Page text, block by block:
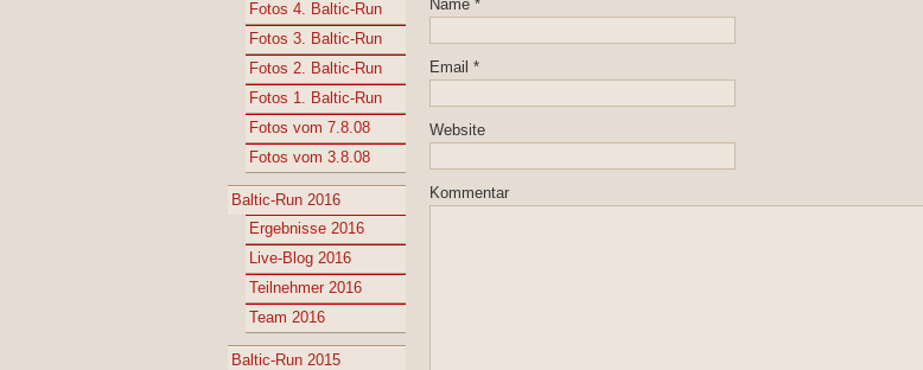
Fotos 4. Baltic-Run
Fotos 3. Baltic-Run
Fotos 2. Baltic-Run
Fotos 1. Baltic-Run
Fotos vom 7.8.08
Fotos vom 3.8.08
Baltic-Run 2016
Ergebnisse 2016
Live-Blog 2016
Teilnehmer 2016
Team 2016
Baltic-Run 2015
Name *
Email *
Website
Kommentar